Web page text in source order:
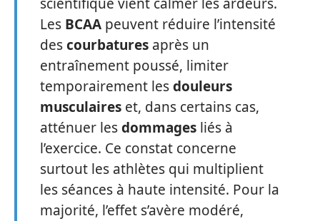
Les BCAA peuvent réduire l’intensité
descourbatures après un
entraînement poussé, limiter
temporairement lesdouleurs
musculaires et, dans certains cas,
atténuer lesdommages liés à
l’exercice. Ce constat concerne
surtout les athlètes qui multiplient
les séances à haute intensité. Pour la
majorité, l’effet s’avère modéré,